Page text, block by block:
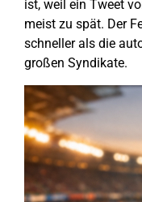
ist, weil ein Tweet
meist zu spät. Der
schneller als die
großen Syndikate.